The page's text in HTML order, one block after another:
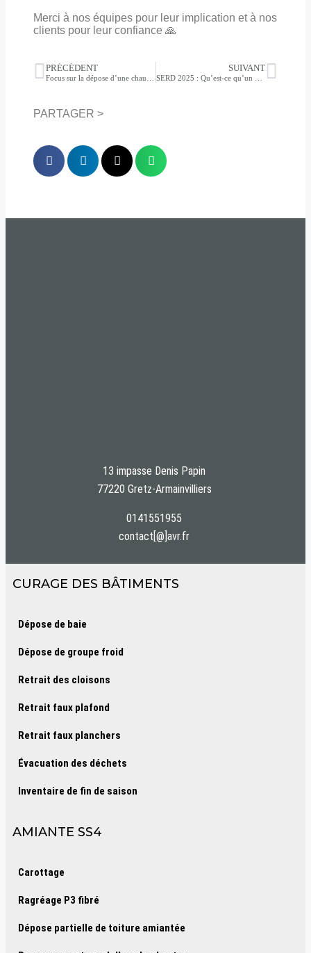
Merci à nos équipes pour leur implication et à nos
clients pour leur confiance 🙏
PRÉCÉDENT SUIVANT
PARTAGER >
13 impasse Denis Papin
77220 Gretz-Armainvilliers
0141551955
contact[@]avr.fr
CURAGE DES BÂTIMENTS
Dépose de baie
Dépose de groupe froid
Retrait des cloisons
Retrait faux plafond
Retrait faux planchers
Évacuation des déchets
Inventaire de fin de saison
AMIANTE SS4
Carottage
Ragréage P3 fibré
Dépose partielle de toiture amiantée